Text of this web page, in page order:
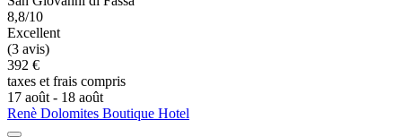
8,8/10
Excellent
(3 avis)
392 €
taxes et frais compris
17 août - 18 août
Renè Dolomites Boutique Hotel